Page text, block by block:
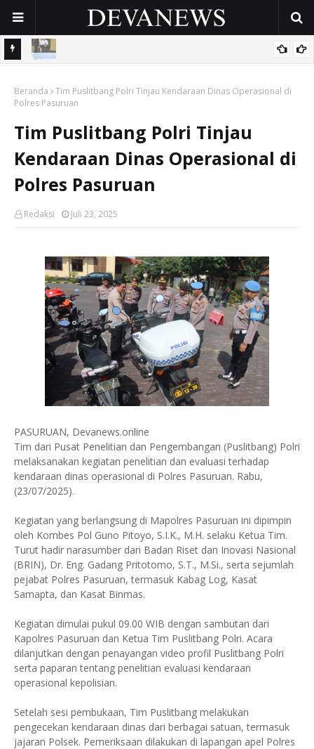
42.210 Pekerja Rentan Lewat BPJS Ketenagakerjaan
Beranda
Tim Puslitbang Polri Tinjau Kendaraan Dinas Operasional di
Polres Pasuruan
Tim Puslitbang Polri Tinjau
Kendaraan Dinas Operasional di
Polres Pasuruan
Redaksi Juli 23, 2025
PASURUAN, Devanews.online
Tim dari Pusat Penelitian dan Pengembangan (Puslitbang) Polri
melaksanakan kegiatan penelitian dan evaluasi terhadap
kendaraan dinas operasional di Polres Pasuruan. Rabu,
(23/07/2025).
Kegiatan yang berlangsung di Mapolres Pasuruan ini dipimpin
oleh Kombes Pol Guno Pitoyo, S.I.K., M.H. selaku Ketua Tim.
Turut hadir narasumber dari Badan Riset dan Inovasi Nasional
(BRIN), Dr. Eng. Gadang Pritotomo, S.T., M.Si., serta sejumlah
pejabat Polres Pasuruan, termasuk Kabag Log, Kasat
Samapta, dan Kasat Binmas.
Kegiatan dimulai pukul 09.00 WIB dengan sambutan dari
Kapolres Pasuruan dan Ketua Tim Puslitbang Polri. Acara
dilanjutkan dengan penayangan video profil Puslitbang Polri
serta paparan tentang penelitian evaluasi kendaraan
operasional kepolisian.
Setelah sesi pembukaan, Tim Puslitbang melakukan
pengecekan kendaraan dinas dari berbagai satuan, termasuk
jajaran Polsek. Pemeriksaan dilakukan di lapangan apel Polres